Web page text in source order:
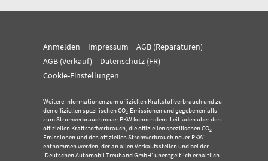
Anmelden Impressum
AGB (Reparaturen)
AGB (Verkauf)
Datenschutz (FR)
Cookie-Einstellungen
Weitere Informationen zum offiziellen Kraftstoffverbrauch und zu
den offiziellen spezifischen CO2-Emissionen und gegebenenfalls
zum Stromverbrauch neuer PKW können dem 'Leitfaden über den
offiziellen Kraftstoffverbrauch, die offiziellen spezifischen CO2-
Emissionen und den offiziellen Stromverbrauch neuer PKW'
entnommen werden, der an allen Verkaufsstellen und bei der
'Deutschen Automobil Treuhand GmbH' unentgeltlich erhältlich